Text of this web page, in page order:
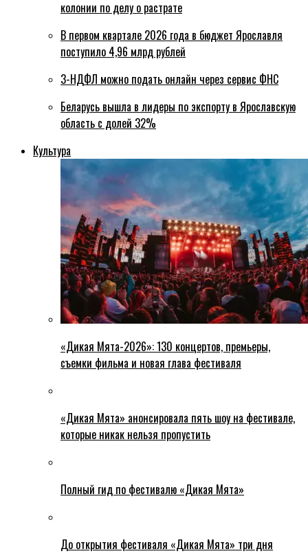
колонии по делу о растрате
В первом квартале 2026 года в бюджет Ярославля
поступило 4,96 млрд рублей
3-НДФЛ можно подать онлайн через сервис ФНС
Беларусь вышла в лидеры по экспорту в Ярославскую
область с долей 32%
Культура
«Дикая Мята-2026»: 130 концертов, премьеры,
съемки фильма и новая глава фестиваля
«Дикая Мята» анонсировала пять шоу на фестивале,
которые никак нельзя пропустить
Полный гид по фестивалю «Дикая Мята»
До открытия фестиваля «Дикая Мята» три дня